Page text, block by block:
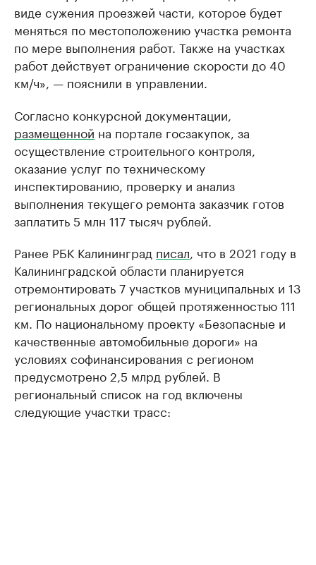
виде сужения проезжей части, которое будет
меняться по местоположению участка ремонта
по мере выполнения работ. Также на участках
работ действует ограничение скорости до 40
км/ч», — пояснили в управлении.
Согласно конкурсной документации,
размещенной на портале госзакупок, за
осуществление строительного контроля,
оказание услуг по техническому
инспектированию, проверку и анализ
выполнения текущего ремонта заказчик готов
заплатить 5 млн 117 тысяч рублей.
Ранее РБК Калининград писал , что в 2021 году в
Калининградской области планируется
отремонтировать 7 участков муниципальных и 13
региональных дорог общей протяженностью 111
км. По национальному проекту «Безопасные и
качественные автомобильные дороги» на
условиях софинансирования с регионом
предусмотрено 2,5 млрд рублей. В
региональный список на год включены
следующие участки трасс: